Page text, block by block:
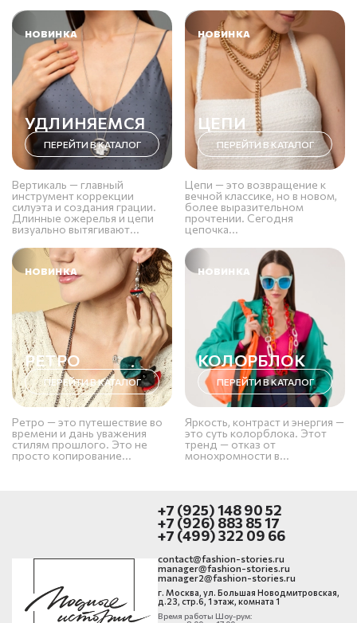
НОВИНКА
УДЛИНЯЕМСЯ
ПЕРЕЙТИ В КАТАЛОГ
Вертикаль — главный
инструмент коррекции
силуэта и создания грации.
Длинные ожерелья и цепи
визуально вытягивают...
НОВИНКА
ЦЕПИ
ПЕРЕЙТИ В КАТАЛОГ
Цепи — это возвращение к
вечной классике, но в новом,
более выразительном
прочтении. Сегодня
цепочка...
НОВИНКА
РЕТРО
ПЕРЕЙТИ В КАТАЛОГ
Ретро — это путешествие во
времени и дань уважения
стилям прошлого. Это не
просто копирование...
НОВИНКА
КОЛОРБЛОК
ПЕРЕЙТИ В КАТАЛОГ
Яркость, контраст и энергия —
это суть колорблока. Этот
тренд — отказ от
монохромности в...
+7 (925) 148 90 52
+7 (926) 883 85 17
+7 (499) 322 09 66
contact@fashion-stories.ru
manager@fashion-stories.ru
manager2@fashion-stories.ru
г. Москва, ул. Большая Новодмитровская,
д.23, стр.6, 1 этаж, комната 1
Время работы Шоу-рум: